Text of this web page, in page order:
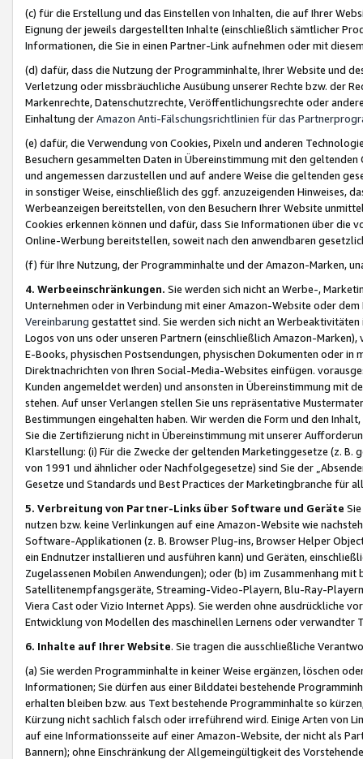
(c) für die Erstellung und das Einstellen von Inhalten, die auf Ihrer
Eignung der jeweils dargestellten Inhalte (einschließlich sämtlicher
Informationen, die Sie in einen Partner-Link aufnehmen oder mit
(d) dafür, dass die Nutzung der Programminhalte, Ihrer Website und
Verletzung oder missbräuchliche Ausübung unserer Rechte bzw. der
Markenrechte, Datenschutzrechte, Veröffentlichungsrechte oder
Einhaltung derAmazon Anti-Fälschungsrichtlinien für das
(e) dafür, die Verwendung von Cookies, Pixeln und anderen
Besuchern gesammelten Daten in Übereinstimmung mit den
und angemessen darzustellen und auf andere Weise die geltenden
in sonstiger Weise, einschließlich des ggf. anzuzeigenden Hinweises,
Werbeanzeigen bereitstellen, von den Besuchern Ihrer Website
Cookies erkennen können und dafür, dass Sie Informationen über die
Online-Werbung bereitstellen, soweit nach den anwendbaren
(f) für Ihre Nutzung, der Programminhalte und der Amazon-Marken,
4. Werbeeinschränkungen. Sie werden sich nicht an Werbe-,
Unternehmen oder in Verbindung mit einer Amazon-Website oder
Vereinbarung gestattet sind. Sie werden sich nicht an
Logos von uns oder unseren Partnern (einschließlich Amazon-
E-Books, physischen Postsendungen, physischen Dokumenten oder in
Direktnachrichten von Ihren Social-Media-Websites einfügen.
Kunden angemeldet werden) und ansonsten in Übereinstimmung mit
stehen. Auf unser Verlangen stellen Sie uns repräsentative
Bestimmungen eingehalten haben. Wir werden die Form und den
Sie die Zertifizierung nicht in Übereinstimmung mit unserer
Klarstellung: (i) Für die Zwecke der geltenden Marketinggesetze (z. B.
von 1991 und ähnlicher oder Nachfolgegesetze) sind Sie der
Gesetze und Standards und Best Practices der Marketingbranche für
5. Verbreitung von Partner-Links über Software und Geräte
nutzen bzw. keine Verlinkungen auf eine Amazon-Website wie
Software-Applikationen (z. B. Browser Plug-ins, Browser Helper
ein Endnutzer installieren und ausführen kann) und Geräten,
Zugelassenen Mobilen Anwendungen); oder (b) im Zusammenhang
Satellitenempfangsgeräte, Streaming-Video-Playern, Blu-Ray-
Viera Cast oder Vizio Internet Apps). Sie werden ohne ausdrückliche
Entwicklung von Modellen des maschinellen Lernens oder
6. Inhalte auf Ihrer Website. Sie tragen die ausschließliche
(a) Sie werden Programminhalte in keiner Weise ergänzen, löschen
Informationen; Sie dürfen aus einer Bilddatei bestehende
erhalten bleiben bzw. aus Text bestehende Programminhalte so
Kürzung nicht sachlich falsch oder irreführend wird. Einige Arten von
auf eine Informationsseite auf einer Amazon-Website, der nicht als
Bannern); ohne Einschränkung der Allgemeingültigkeit des